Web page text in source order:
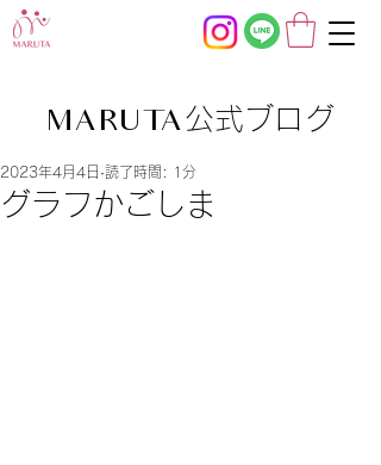
MARUTA公式ブログ
グラフかごしま
2023年4月4日 読了時間: 1分